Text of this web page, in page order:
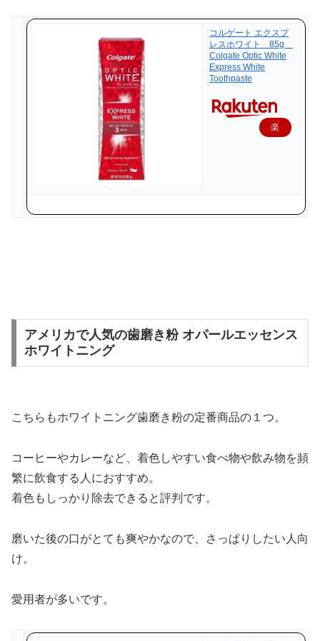
コルゲート エクスプ
レスホワイト 85g
Colgate Optic White
Express White
Toothpaste
楽
アメリカで人気の歯磨き粉 オパールエッセンス
ホワイトニング
こちらもホワイトニング歯磨き粉の定番商品の１つ。
コーヒーやカレーなど、着色しやすい食べ物や飲み物を頻
繁に飲食する人におすすめ。
着色もしっかり除去できると評判です。
磨いた後の口がとても爽やかなので、さっぱりしたい人向
け。
愛用者が多いです。